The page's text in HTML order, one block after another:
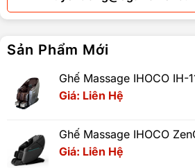
Sản Phẩm Mới
Ghế Massage IHOCO IH-
Giá: Liên Hệ
Ghế Massage IHOCO
Giá: Liên Hệ